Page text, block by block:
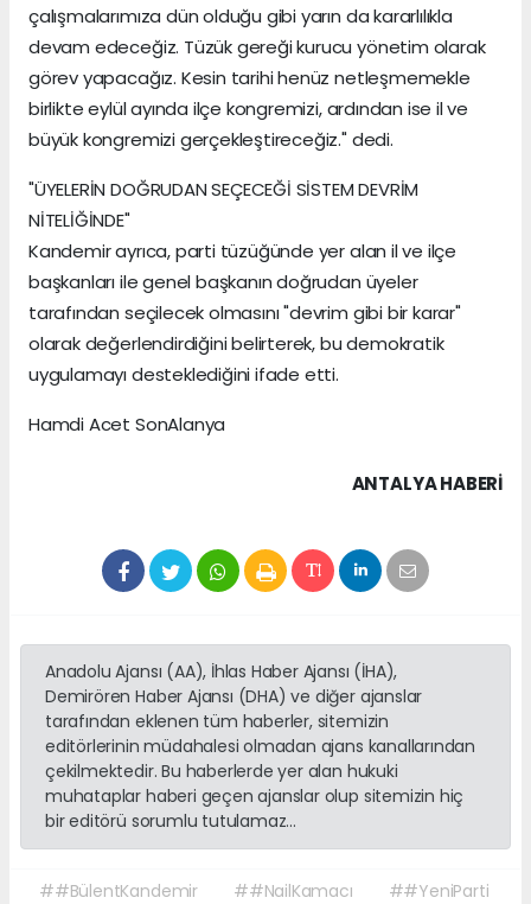
çalışmalarımıza dün olduğu gibi yarın da kararlılıkla
devam edeceğiz. Tüzük gereği kurucu yönetim olarak
görev yapacağız. Kesin tarihi henüz netleşmemekle
birlikte eylül ayında ilçe kongremizi, ardından ise il ve
büyük kongremizi gerçekleştireceğiz." dedi.
"ÜYELERİN DOĞRUDAN SEÇECEĞİ SİSTEM DEVRİM
NİTELİĞİNDE"
Kandemir ayrıca, parti tüzüğünde yer alan il ve ilçe
başkanları ile genel başkanın doğrudan üyeler
tarafından seçilecek olmasını "devrim gibi bir karar"
olarak değerlendirdiğini belirterek, bu demokratik
uygulamayı desteklediğini ifade etti.
Hamdi Acet SonAlanya
ANTALYA HABERİ
Anadolu Ajansı (AA), İhlas Haber Ajansı (İHA),
Demirören Haber Ajansı (DHA) ve diğer ajanslar
tarafından eklenen tüm haberler, sitemizin
editörlerinin müdahalesi olmadan ajans kanallarından
çekilmektedir. Bu haberlerde yer alan hukuki
muhataplar haberi geçen ajanslar olup sitemizin hiç
bir editörü sorumlu tutulamaz...
##BülentKandemir ##NailKamacı
##YeniParti